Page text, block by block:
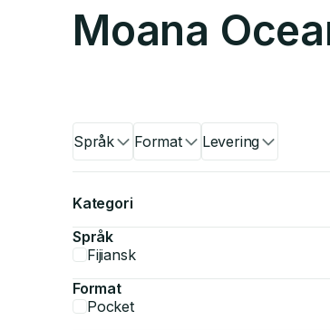
Moana
Språk Format Levering
Kategori
Språk
Fijiansk
Format
Pocket